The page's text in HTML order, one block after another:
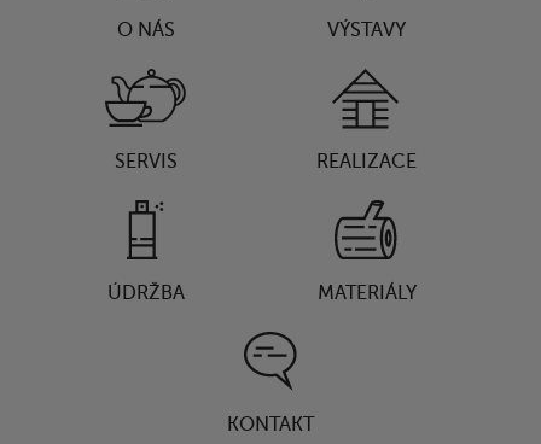
O NÁS VÝSTAVY
SERVIS REALIZACE
ÚDRŽBA MATERIÁLY
KONTAKT